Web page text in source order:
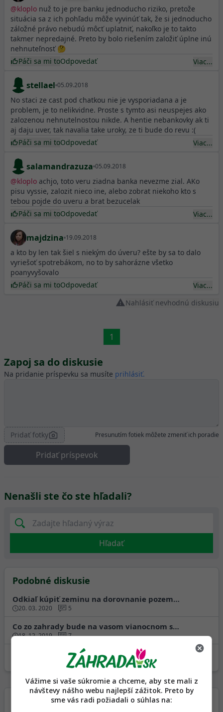
@kloplo nuž to je pre banku jednoducho riziko, pretože
situácia sa z ich pohľadu môže vyvinúť tak, že si jednoducho
záložné právo nebudú môcť uplatniť, nakoľko je to takto
takmer nepredajné. Preto by bolo riešením založiť úplne inú
nehnuteľnosť 🤔
Páči sa mi toOdpovedať Viac...
stellael 05.09.2018
No staci ze cast pod chatkou nie je vysporiadana a je
problem, je to nelikvidne. Proste s tymto asi neuspejes ako
zalozenou nehnutelnostou nikde. A hentie nebankovky ak ti
aj daju uver, tak navalia take uroky, ze ti bude do revu :(
Páči sa mi toOdpovedať Viac...
salamandrazuza 05.09.2018
@kloplo achjo, toto veru ziadna banka nevezme zial. AKo
pisu vyssie, zalozit nieco ine, alebo zobrat niekoho kto s
tebou pojde do uveru a brat bezucelak
Páči sa mi toOdpovedať Viac...
majdzina 19.09.2018
a kto by len tak šiel s niekým do úveru? ešte by sa to dalo
vyriešoť spotrebákom, no to by sahorázne všetko
poanyvyšovalo
Páči sa mi toOdpovedať
Viac...
Nahlásiť nevhodnú diskusiu
1
Zapoj sa do diskusie
Na pridanie príspevku sa musíte prihlásiť.
Pridať fotky Presunutím fotiek môžete zmeniť ich poradie
Pridať príspevok
Nenašli ste čo ste hľadali?
Hľadať
Podobné diskusie
Odkiaľ kúpiť zeminu na dorovnanie pozem…
20. 03. 2020 5
Co zo zahrady bude na vasom vianocnom s…
18. 12. 2019 7
Aké zviera mi nosí šišky do záhrady?
20
Najnovšie články z Magazínu
Vážime si vaše súkromie a chceme, aby ste mali z
návštevy nášho webu najlepší zážitok. Preto by
sme vás radi požiadali o súhlas na: